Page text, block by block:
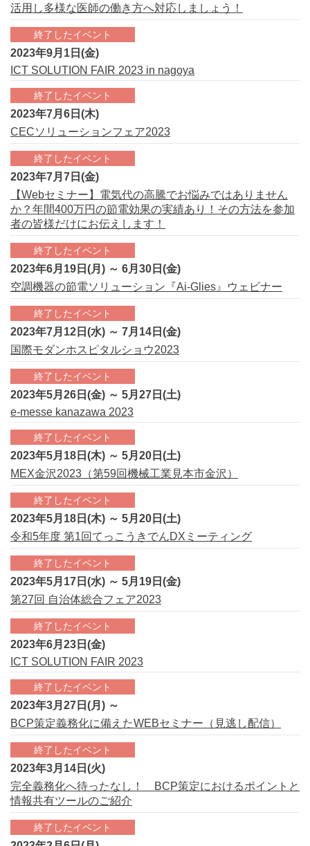
活用し多様な医師の働き方へ対応しましょう！
終了したイベント
2023年9月1日(金)
ICT SOLUTION FAIR 2023 in nagoya
終了したイベント
2023年7月6日(木)
CECソリューションフェア2023
終了したイベント
2023年7月7日(金)
【Webセミナー】電気代の高騰でお悩みではありません
か？年間400万円の節電効果の実績あり！その方法を参加
者の皆様だけにお伝えします！
終了したイベント
2023年6月19日(月) ～ 6月30日(金)
空調機器の節電ソリューション『Ai-Glies』ウェビナー
終了したイベント
2023年7月12日(水) ～ 7月14日(金)
国際モダンホスピタルショウ2023
終了したイベント
2023年5月26日(金) ～ 5月27日(土)
e-messe kanazawa 2023
終了したイベント
2023年5月18日(木) ～ 5月20日(土)
MEX金沢2023（第59回機械工業見本市金沢）
終了したイベント
2023年5月18日(木) ～ 5月20日(土)
令和5年度 第1回てっこうきでんDXミーティング
終了したイベント
2023年5月17日(水) ～ 5月19日(金)
第27回 自治体総合フェア2023
終了したイベント
2023年6月23日(金)
ICT SOLUTION FAIR 2023
終了したイベント
2023年3月27日(月) ～
BCP策定義務化に備えたWEBセミナー（見逃し配信）
終了したイベント
2023年3月14日(火)
完全義務化へ待ったなし！ BCP策定におけるポイントと
情報共有ツールのご紹介
終了したイベント